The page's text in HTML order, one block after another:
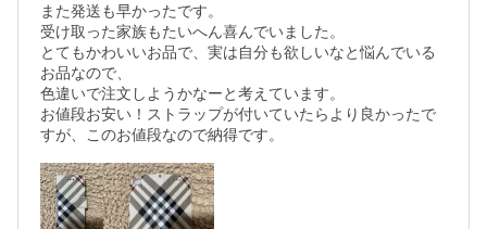
また発送も早かったです。
受け取った家族もたいへん喜んでいました。
とてもかわいいお品で、実は自分も欲しいなと悩んでいる
お品なので、
色違いで注文しようかなーと考えています。
お値段お安い！ストラップが付いていたらより良かったで
すが、このお値段なので納得です。